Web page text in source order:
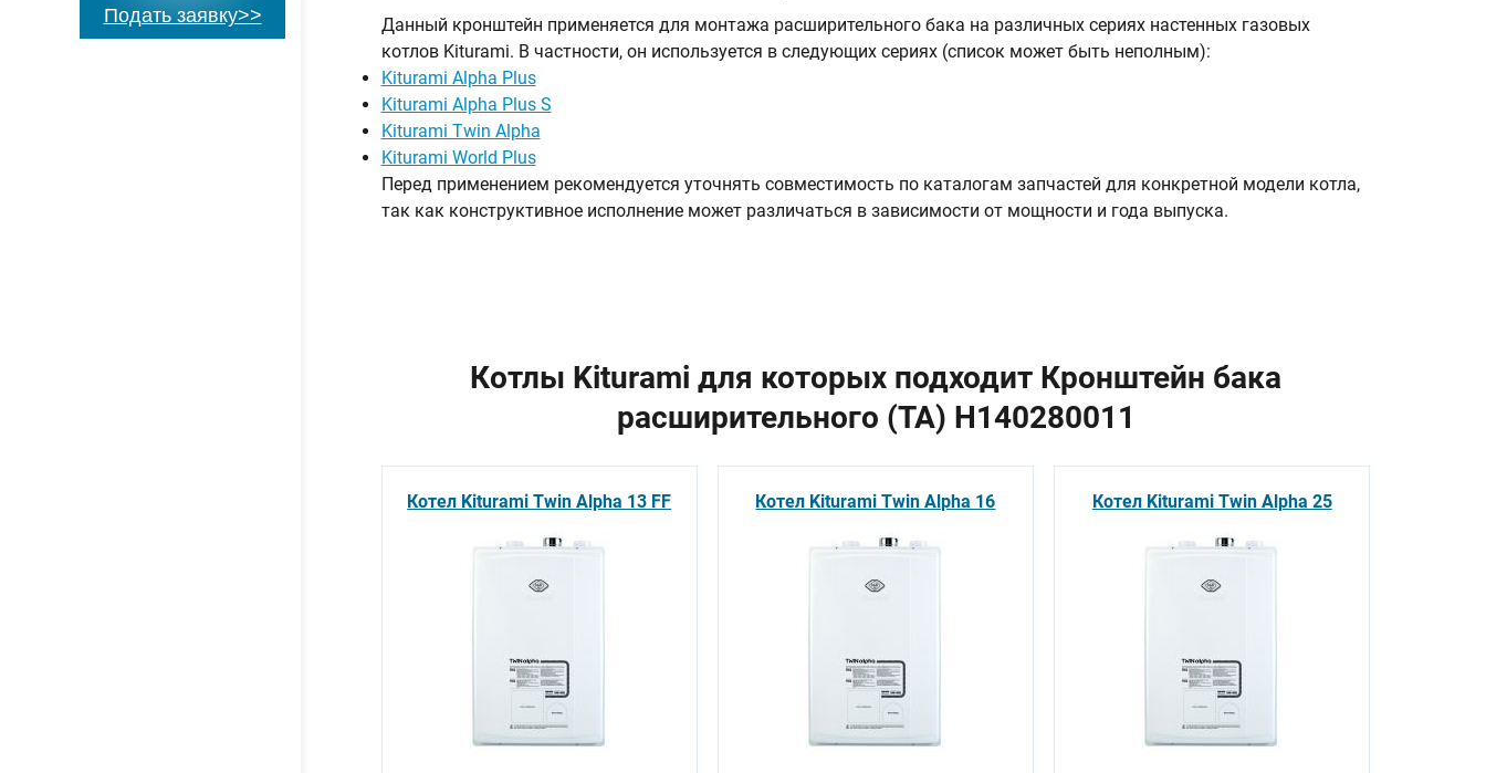
Данный кронштейн применяется для монтажа расширительного бака на различных сериях настенных газовых
котлов Kiturami. В частности, он используется в следующих сериях (список может быть неполным):
Kiturami Alpha Plus
Kiturami Alpha Plus S
Kiturami Twin Alpha
Kiturami World Plus
Перед применением рекомендуется уточнять совместимость по каталогам запчастей для конкретной модели котла,
так как конструктивное исполнение может различаться в зависимости от мощности и года выпуска.
Котлы Kiturami для которых подходит Кронштейн бака
расширительного (TA) H140280011
Котел Kiturami Twin Alpha 13 FF Котел Kiturami Twin Alpha 16 Котел Kiturami Twin Alpha 25
Подать заявку>>